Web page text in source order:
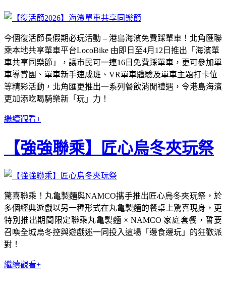
今個復活節長假期必玩活動 – 港島海濱免費踩單車！北角匯聯
乘本地共享單車平台LocoBike 由即日至4月12日推出「海濱單
車共享同樂節」，讓市民可一連16日免費踩單車，更可參加單
車導賞團、單車新手速成班、VR單車體驗及單車主題打卡位
等精彩活動，北角匯更推出一系列餐飲消閒禮遇，令港島海濱
更加添吃喝騎樂新「玩」力！
繼續觀看+
【強強聯乘】匠心烏冬夾玩祭
驚喜聯乘！丸亀製麵與NAMCO攜手推出匠心烏冬夾玩祭，於
多個經典遊戲以另一種形式在丸亀製麵的餐桌上驚喜現身，更
特別推出期間限定聯乘丸亀製麵 × NAMCO 家庭套餐，誓要
召喚全城烏冬控與遊戲迷一同投入這場「邊食邊玩」的狂歡派
對！
繼續觀看+